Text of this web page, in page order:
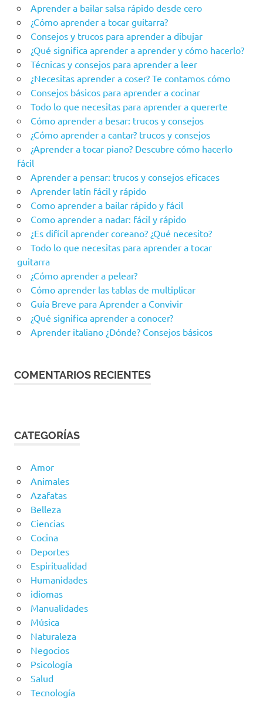
Aprender a bailar salsa rápido desde cero
¿Cómo aprender a tocar guitarra?
Consejos y trucos para aprender a dibujar
¿Qué significa aprender a aprender y cómo hacerlo?
Técnicas y consejos para aprender a leer
¿Necesitas aprender a coser? Te contamos cómo
Consejos básicos para aprender a cocinar
Todo lo que necesitas para aprender a quererte
Cómo aprender a besar: trucos y consejos
¿Cómo aprender a cantar? trucos y consejos
¿Aprender a tocar piano? Descubre cómo hacerlo
fácil
Aprender a pensar: trucos y consejos eficaces
Aprender latín fácil y rápido
Como aprender a bailar rápido y fácil
Como aprender a nadar: fácil y rápido
¿Es difícil aprender coreano? ¿Qué necesito?
Todo lo que necesitas para aprender a tocar
guitarra
¿Cómo aprender a pelear?
Cómo aprender las tablas de multiplicar
Guía Breve para Aprender a Convivir
¿Qué significa aprender a conocer?
Aprender italiano ¿Dónde? Consejos básicos
COMENTARIOS RECIENTES
CATEGORÍAS
Amor
Animales
Azafatas
Belleza
Ciencias
Cocina
Deportes
Espiritualidad
Humanidades
idiomas
Manualidades
Música
Naturaleza
Negocios
Psicología
Salud
Tecnología